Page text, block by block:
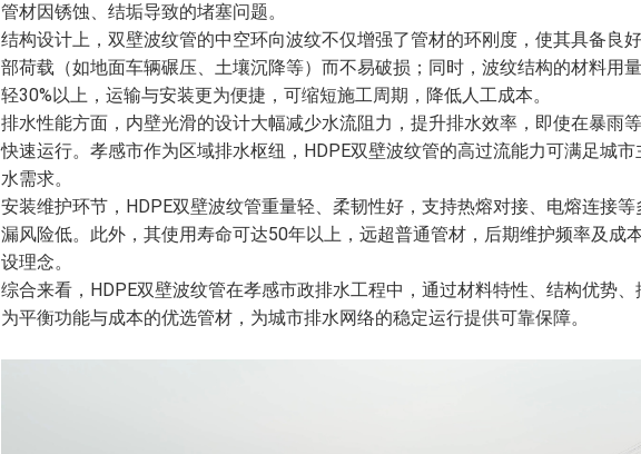
管材因锈蚀、结垢导致的堵塞问题。
结构设计上，双壁波纹管的中空环向波纹不仅增强了管材的环刚度，使其具备良
部荷载（如地面车辆碾压、土壤沉降等）而不易破损；同时，波纹结构的材料用
轻30%以上，运输与安装更为便捷，可缩短施工周期，降低人工成本。
排水性能方面，内壁光滑的设计大幅减少水流阻力，提升排水效率，即使在暴雨
快速运行。孝感市作为区域排水枢纽，HDPE双壁波纹管的高过流能力可满足城
水需求。
安装维护环节，HDPE双壁波纹管重量轻、柔韧性好，支持热熔对接、电熔连接
漏风险低。此外，其使用寿命可达50年以上，远超普通管材，后期维护频率及成
设理念。
综合来看，HDPE双壁波纹管在孝感市政排水工程中，通过材料特性、结构优势
为平衡功能与成本的优选管材，为城市排水网络的稳定运行提供可靠保障。